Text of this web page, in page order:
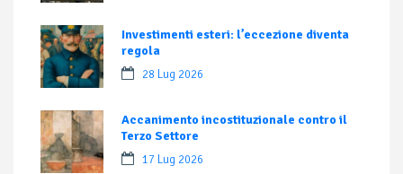
Investimenti esteri: l’eccezione diventa
regola
28 Lug 2026
Accanimento incostituzionale contro il
Terzo Settore
17 Lug 2026